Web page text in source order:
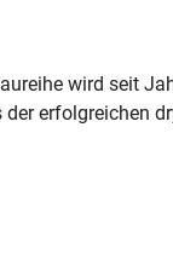
wird seit
erfolgreichen